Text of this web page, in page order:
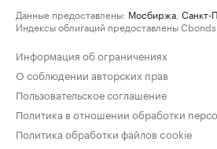
Данные предоставлены: Мосбиржа Санкт-
Индексы облигаций предоставлены Cbonds.
Информация об ограничениях
О соблюдении авторских прав
Пользовательское соглашение
Политика в отношении обработки
Политика обработки файлов cookie